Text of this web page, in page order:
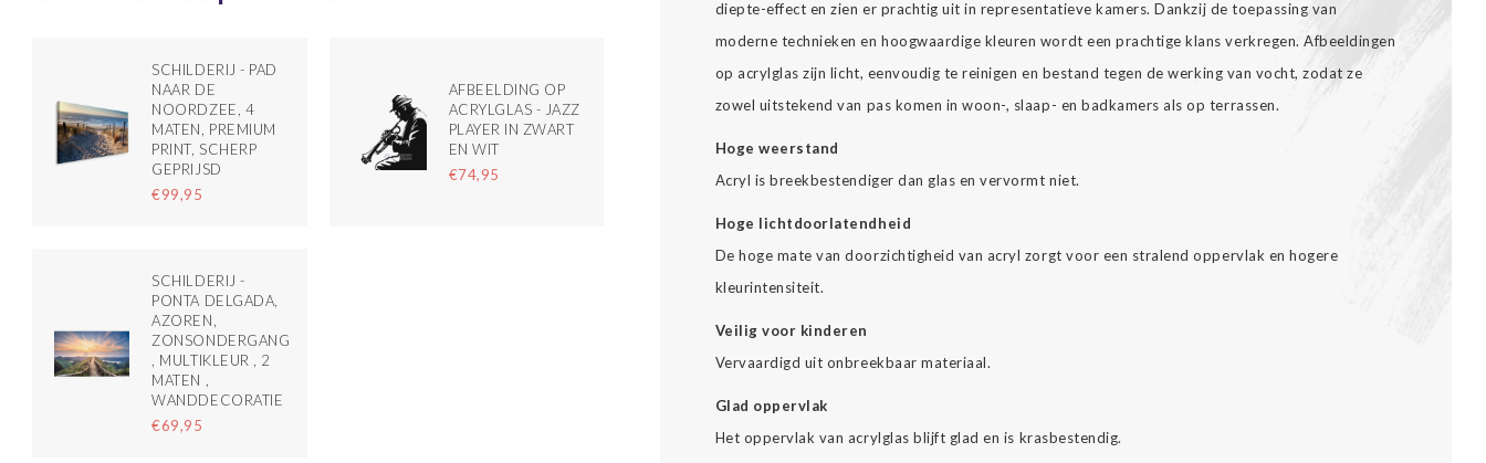
SCHILDERIJ - PAD
NAAR DE
NOORDZEE, 4
MATEN, PREMIUM
PRINT, SCHERP
GEPRIJSD
€99,95
AFBEELDING OP
ACRYLGLAS - JAZZ
PLAYER IN ZWART
EN WIT
€74,95
SCHILDERIJ -
PONTA DELGADA,
AZOREN,
ZONSONDERGANG
, MULTIKLEUR , 2
MATEN ,
WANDDECORATIE
€69,95
diepte-effect en zien er prachtig uit in representatieve kamers. Dankzij de toepassing van
moderne technieken en hoogwaardige kleuren wordt een prachtige klans verkregen. Afbeeldingen
op acrylglas zijn licht, eenvoudig te reinigen en bestand tegen de werking van vocht, zodat ze
zowel uitstekend van pas komen in woon-, slaap- en badkamers als op terrassen.
Hoge weerstand
Acryl is breekbestendiger dan glas en vervormt niet.
Hoge lichtdoorlatendheid
De hoge mate van doorzichtigheid van acryl zorgt voor een stralend oppervlak en hogere
kleurintensiteit.
Veilig voor kinderen
Vervaardigd uit onbreekbaar materiaal.
Glad oppervlak
Het oppervlak van acrylglas blijft glad en is krasbestendig.